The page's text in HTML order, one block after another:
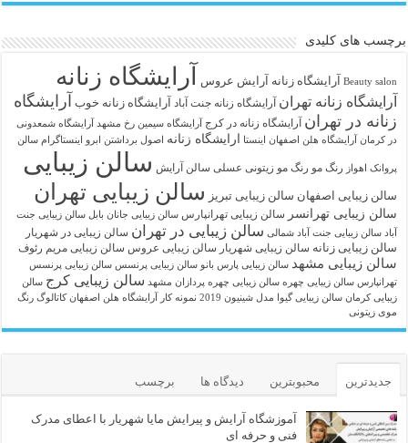
برچسب های کلیدی
Beauty salon آرايشگاه زنانه آرایش عروس آرایشگاه زنانه
آرایشگاه زنانه تهران آرایشگاه زنانه جنت آباد آرایشگاه زنانه خوب آرایشگاه
زنانه در تهران آرایشگاه زنانه در کرج آرایشگاه سیمین رخ مشهد
آرایشگاه شمعدونی
در کرمان آرایشگاه هلن اصفهان اینستا ارایشگاه زنانه اصول برداشتن ابرو اینستاگرام سالن
پروانک اهواز رنگ مو رنگ مو زیتونی عسلی سالن آرایش سالن زیبایی
سالن زیبایی اصفهان سالن زیبایی تبریز سالن زیبایی تهران
سالن زیبایی تهرانسر سالن زیبایی تهرانپارس سالن زیبایی جانان بابل سالن زیبایی جنت
آباد سالن زیبایی جنت آباد شمالی سالن زیبایی در تهران سالن زیبایی در شهریار
سالن زیبایی زنانه سالن زیبایی شهریار سالن زیبایی عروس سالن زیبایی مریم رئوف
سالن زیبایی مشهد سالن زیبایی پارس بانو سالن زیبایی پرنسس سالن زیبایی پرنسس
تهرانپارس سالن زیبایی چهره سالن زیبایی چهره پردازان مشهد سالن زیبایی کرج سالن
زیبایی کرمان سالن زیبایی گیوا مدل شینیون 2019 نمونه کار آرایشگاه هلن اصفهان کاتالوگ رنگ
موی زیتونی
جدیدترین محبوبترین دیدگاه ها برچسب
آموزشگاه آرایش و پیرایش مایا شهریار با اعطای مدرک
فنی و حرفه ای